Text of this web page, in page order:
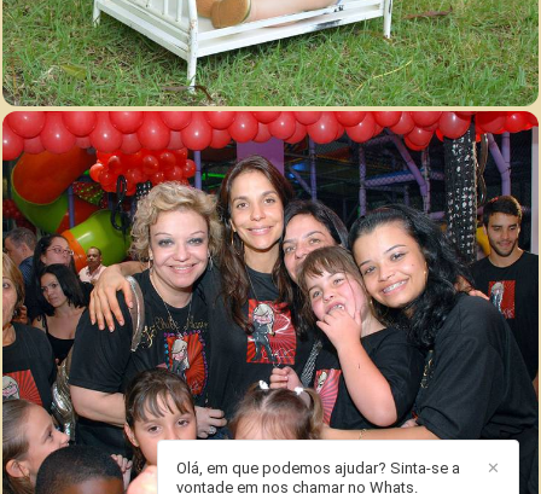
12
✕
Olá, em que podemos ajudar? Sinta-se a
vontade em nos chamar no Whats.